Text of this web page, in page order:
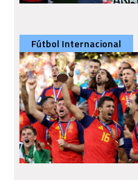
Fútbol Internacional